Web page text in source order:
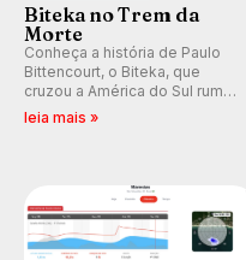
Biteka no Trem da
Morte
Conheça a história de Paulo
Bittencourt, o Biteka, que
cruzou a América do Sul rumo
ao Pacífico em uma jornada
que se tornou um marco de
leia mais »